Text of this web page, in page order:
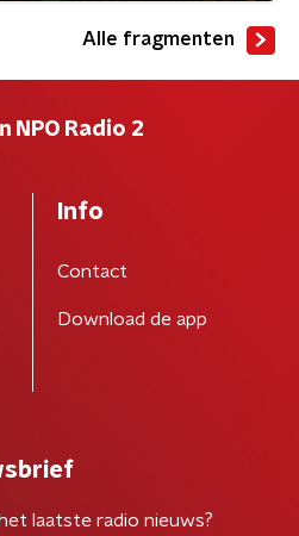
Alle fragmenten
NPO Radio 2
Info
Contact
Download de app
laatste radio nieuws?